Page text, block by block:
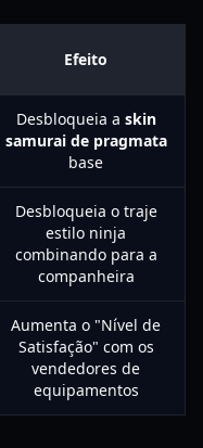
Efeito
Desbloqueia a skin
samurai de pragmata
base
Desbloqueia o traje
estilo ninja
combinando para a
companheira
Aumenta o "Nível de
Satisfação" com os
vendedores de
equipamentos